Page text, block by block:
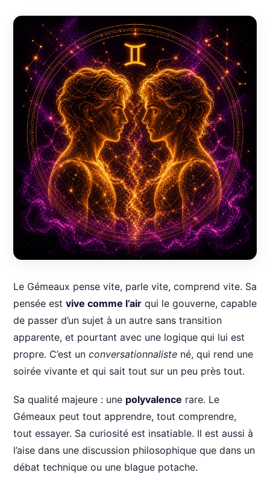
Le Gémeaux pense vite, parle vite, comprend vite. Sa
pensée est vive comme l’air qui le gouverne, capable
de passer d’un sujet à un autre sans transition
apparente, et pourtant avec une logique qui lui est
propre. C’est un conversationnaliste né, qui rend une
soirée vivante et qui sait tout sur un peu près tout.
Sa qualité majeure : une polyvalence rare. Le
Gémeaux peut tout apprendre, tout comprendre,
tout essayer. Sa curiosité est insatiable. Il est aussi à
l’aise dans une discussion philosophique que dans un
débat technique ou une blague potache.